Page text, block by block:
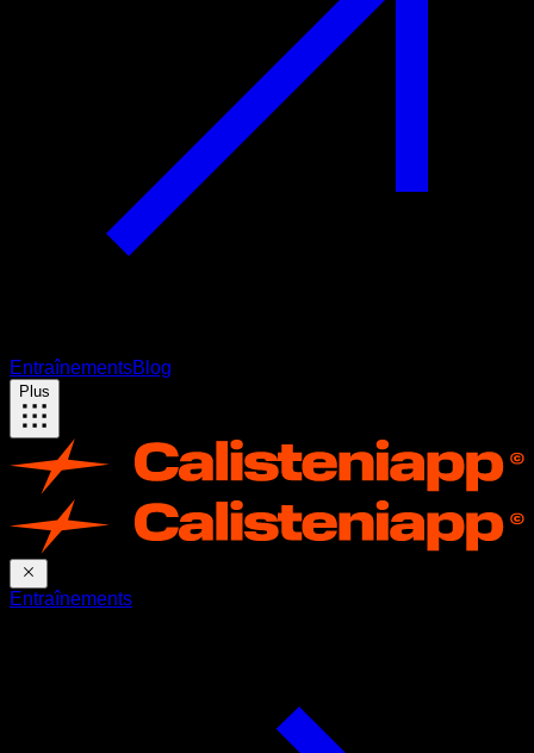
EntraînementsBlog
Plus
Entraînements